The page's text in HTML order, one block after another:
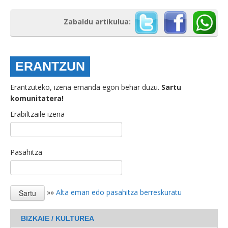
Zabaldu artikulua:
ERANTZUN
Erantzuteko, izena emanda egon behar duzu. Sartu
komunitatera!
Erabiltzaile izena
Pasahitza
»» Alta eman edo pasahitza berreskuratu
BIZKAIE / KULTUREA